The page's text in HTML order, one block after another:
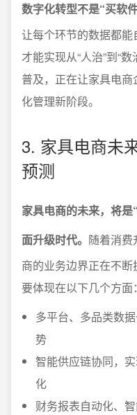
数字化转型不是“买软
让每个环节的数据都
才能实现从“人治”到“
普及，正在让家具电商
化管理新阶段。
3. 家具电商未
预测
家具电商的未来，将
面升级时代。 随着消费
商的业务边界正在不
要体现在以下几个方面：
多平台、多品类数
势
智能供应链协同，
化
财务报表自动化、